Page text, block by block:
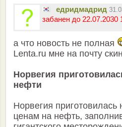
едридмадрид
забанен до 22.07.2030
а что новость не полная
Lenta.ru мне на почту
Норвегия
нефти
Норвегия
ценам на нефть,